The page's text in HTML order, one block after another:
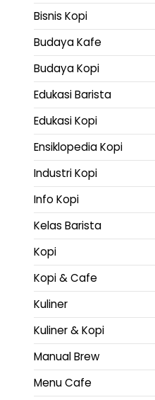
Bisnis Kopi
Budaya Kafe
Budaya Kopi
Edukasi Barista
Edukasi Kopi
Ensiklopedia Kopi
Industri Kopi
Info Kopi
Kelas Barista
Kopi
Kopi & Cafe
Kuliner
Kuliner & Kopi
Manual Brew
Menu Cafe